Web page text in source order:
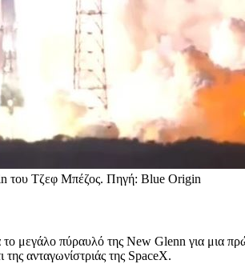
του Τζεφ Μπέζος. Πηγή: Blue Origin
μεγάλο πύραυλό της New Glenn για μια
ανταγωνίστριάς της SpaceX.